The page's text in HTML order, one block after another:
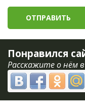
Понравился
Расскажите о нём